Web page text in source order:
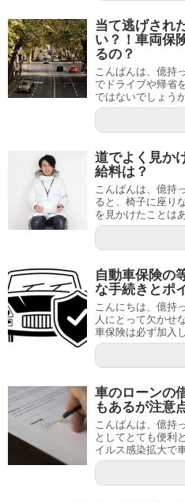
当て逃げされ
い？！車両保
るの？
こんばんは、億持
でドライブや帰省
ではないでしょう
道でよく見か
給料は？
こんばんは、億持
ると、椅子に座り
を見かけたことは
自動車保険の
な手続きとポ
こんにちは、億持
人にとって欠かせ
車保険は必ず加入
車のローンの
もあるが注意
こんばんは、億持
としてとても便利
イルス感染拡大で